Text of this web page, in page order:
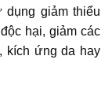
giảm thiểu
hại, giảm các
kích ứng da hay